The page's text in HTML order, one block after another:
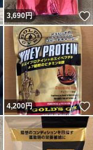
いいね！
3,690円
いいね！
4,200円